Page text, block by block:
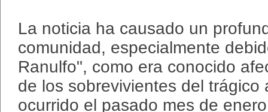
La noticia ha causado un
comunidad, especialmente
Ranulfo", como era conocido
de los sobrevivientes del trágico
ocurrido el pasado mes de